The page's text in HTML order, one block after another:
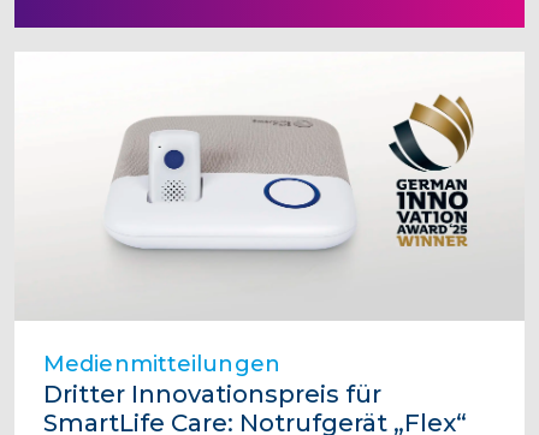
Medienmitteilungen
Dritter Innovationspreis für
SmartLife Care: Notrufgerät „Flex“